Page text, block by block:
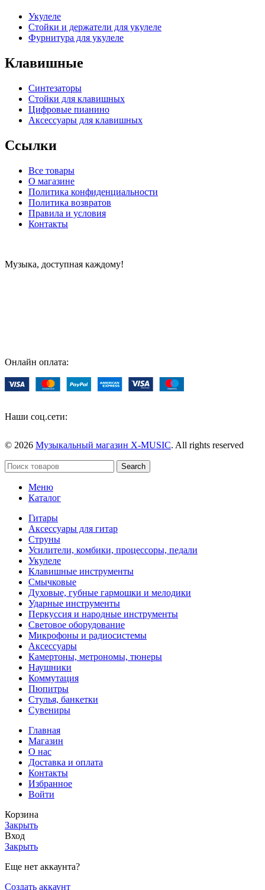
Укулеле
Стойки и держатели для укулеле
Фурнитура для укулеле
Клавишные
Синтезаторы
Стойки для клавишных
Цифровые пианино
Аксессуары для клавишных
Ссылки
Все товары
О магазине
Политика конфиденциальности
Политика возвратов
Правила и условия
Контакты
Музыка, доступная каждому!
Онлайн оплата:
Наши соц.сети:
© 2026 Музыкальный магазин X-MUSIC. All rights reserved
Search
Меню
Каталог
Гитары
Аксессуары для гитар
Струны
Усилители, комбики, процессоры, педали
Укулеле
Клавишные инструменты
Смычковые
Духовые, губные гармошки и мелодики
Ударные инструменты
Перкуссия и народные инструменты
Световое оборудование
Микрофоны и радиосистемы
Аксессуары
Камертоны, метрономы, тюнеры
Наушники
Коммутация
Пюпитры
Стулья, банкетки
Сувениры
Главная
Магазин
О нас
Доставка и оплата
Контакты
Избранное
Войти
Корзина
Закрыть
Вход
Закрыть
Еще нет аккаунта?
Создать аккаунт